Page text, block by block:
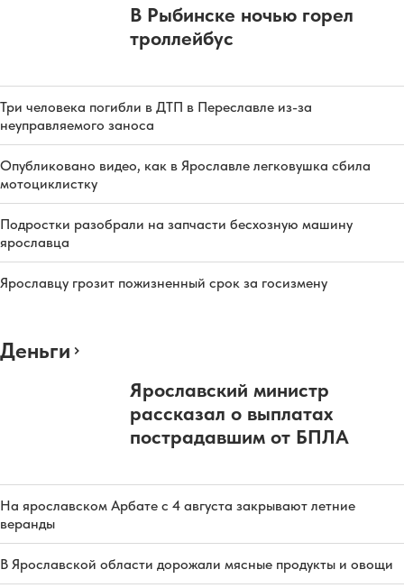
В Рыбинске ночью горел
троллейбус
Три человека погибли в ДТП в Переславле из-за
неуправляемого заноса
Опубликовано видео, как в Ярославле легковушка сбила
мотоциклистку
Подростки разобрали на запчасти бесхозную машину
ярославца
Ярославцу грозит пожизненный срок за госизмену
Деньги
Ярославский министр
рассказал о выплатах
пострадавшим от БПЛА
На ярославском Арбате с 4 августа закрывают летние
веранды
В Ярославской области дорожали мясные продукты и овощи